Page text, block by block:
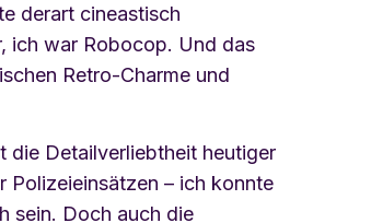
derart cineastisch
ich war Robocop. Und das
Retro-Charme und
die Detailverliebtheit heutiger
Polizeieinsätzen – ich konnte
sein. Doch auch die